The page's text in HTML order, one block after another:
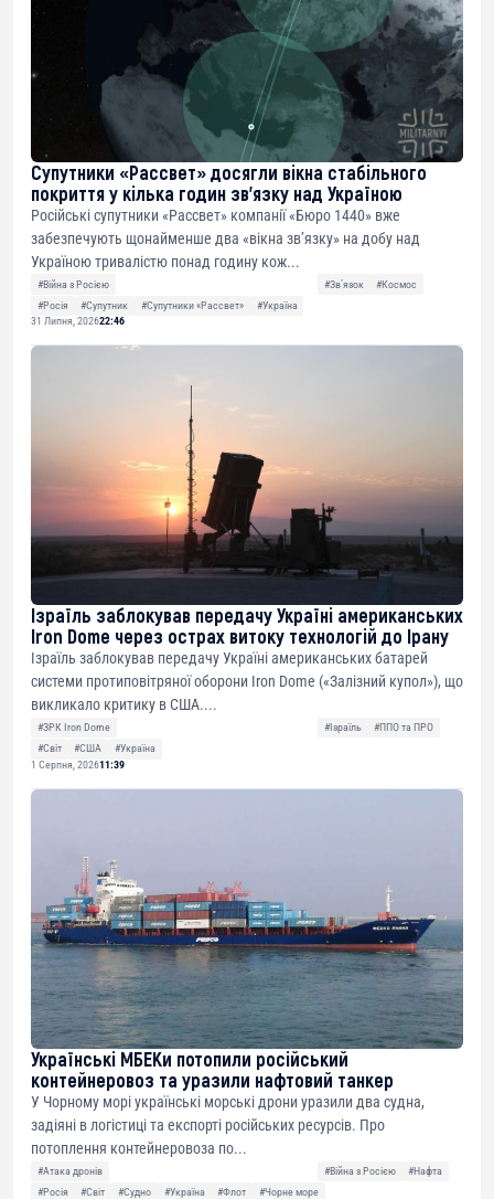
Супутники «Рассвет» досягли вікна стабільного
покриття у кілька годин зв’язку над Україною
Російські супутники «Рассвет» компанії «Бюро 1440» вже
забезпечують щонайменше два «вікна зв’язку» на добу над
Україною тривалістю понад годину кож...
#Війна з Росією #Звʼязок
#Космос
#Росія
#Супутник #Супутники «Рассвет»
#Україна
31 Липня, 202622:46
Ізраїль заблокував передачу Україні американських
Iron Dome через острах витоку технологій до Ірану
Ізраїль заблокував передачу Україні американських батарей
системи протиповітряної оборони Iron Dome («Залізний купол»), що
викликало критику в США....
#ЗРК Iron Dome #Ізраїль
#ППО та ПРО
#Світ
#США
#Україна
1 Серпня, 202611:39
Українські МБЕКи потопили російський
контейнеровоз та уразили нафтовий танкер
У Чорному морі українські морські дрони уразили два судна,
задіяні в логістиці та експорті російських ресурсів. Про
потоплення контейнеровоза по...
#Атака дронів #Війна з Росією
#Нафта
#Росія
#Світ #Судно #Україна #Флот
#Чорне море